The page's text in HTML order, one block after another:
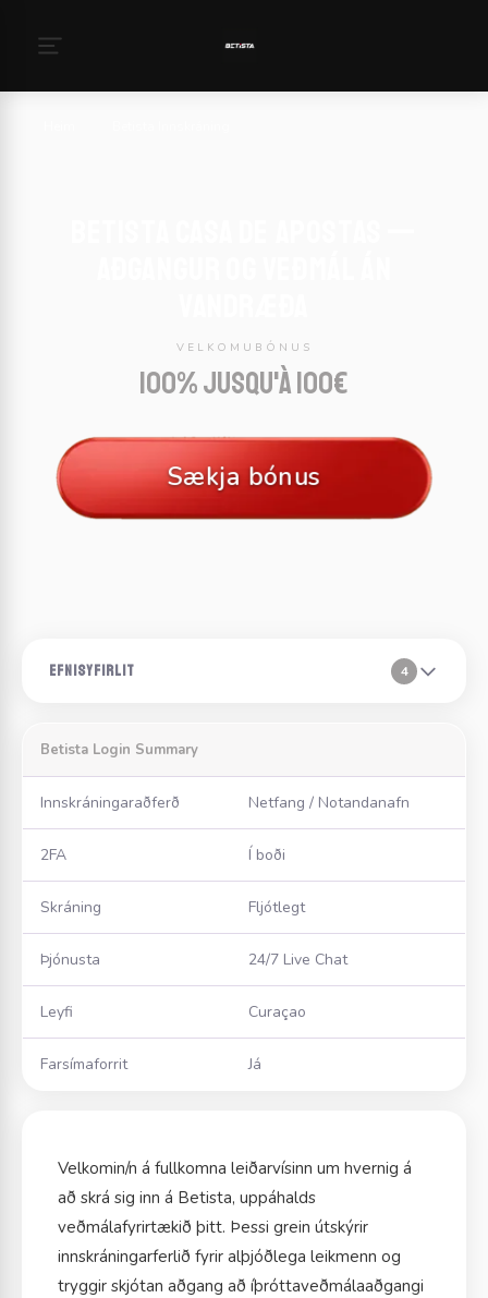
VELKOMUBÓNUS
100% jusqu'à 100€
Sækja bónus
EFNISYFIRLIT 4
Betista Login Summary
Innskráningaraðferð Netfang / Notandanafn
2FA Í boði
Skráning Fljótlegt
Þjónusta 24/7 Live Chat
Leyfi Curaçao
Farsímaforrit Já
Velkomin/n á fullkomna leiðarvísinn um hvernig á
að skrá sig inn á Betista, uppáhalds
veðmálafyrirtækið þitt. Þessi grein útskýrir
innskráningarferlið fyrir alþjóðlega leikmenn og
tryggir skjótan aðgang að íþróttaveðmálaaðgangi